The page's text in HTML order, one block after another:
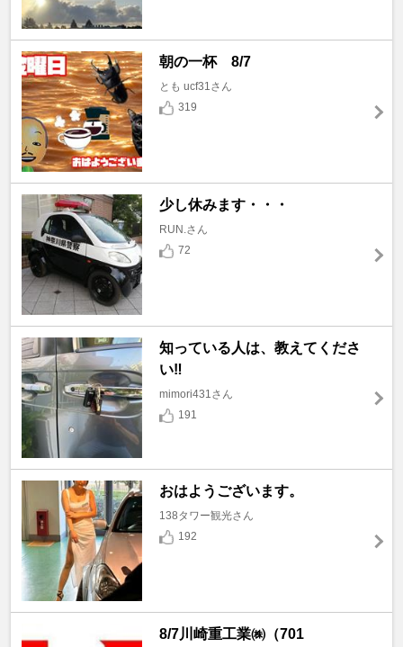
朝の一杯 8/7
とも ucf31さん
319
少し休みます・・・
RUN.さん
72
知っている人は、教えてくださ
い‼️
mimori431さん
191
おはようございます。
138タワー観光さん
192
8/7川崎重工業㈱（701